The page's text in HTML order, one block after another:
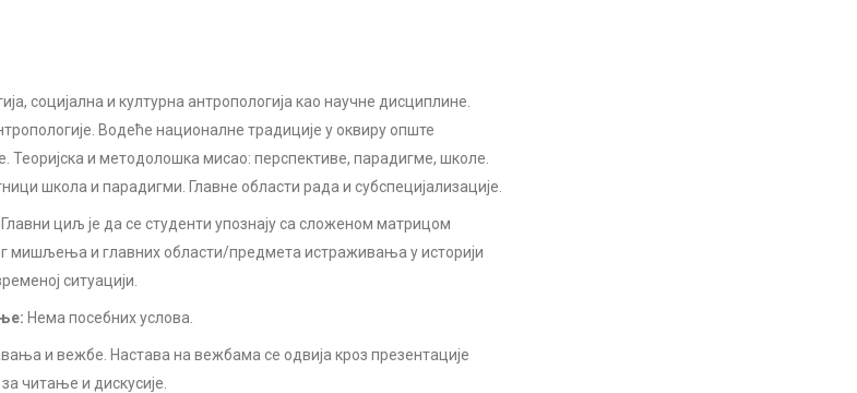
социјална и културна антропологија као научне дисциплине.
Водеће националне традиције у оквиру опште
Теоријска и методолошка мисао: перспективе, парадигме, школе.
школа и парадигми. Главне области рада и субспецијализације.
Главни циљ је да се студенти упознају са сложеном матрицом
мишљења и главних области/предмета истраживања у историји
ситуацији.
Нема посебних услова.
и вежбе. Настава на вежбама се одвија кроз презентације
читање и дискусије.